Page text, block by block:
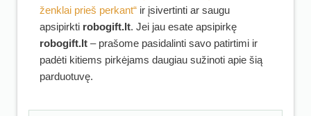
ženklai prieš perkant“ ir įsivertinti ar saugu
apsipirkti robogift.lt. Jei jau esate apsipirkę
robogift.lt – prašome pasidalinti savo patirtimi ir
padėti kitiems pirkėjams daugiau sužinoti apie šią
parduotuvę.